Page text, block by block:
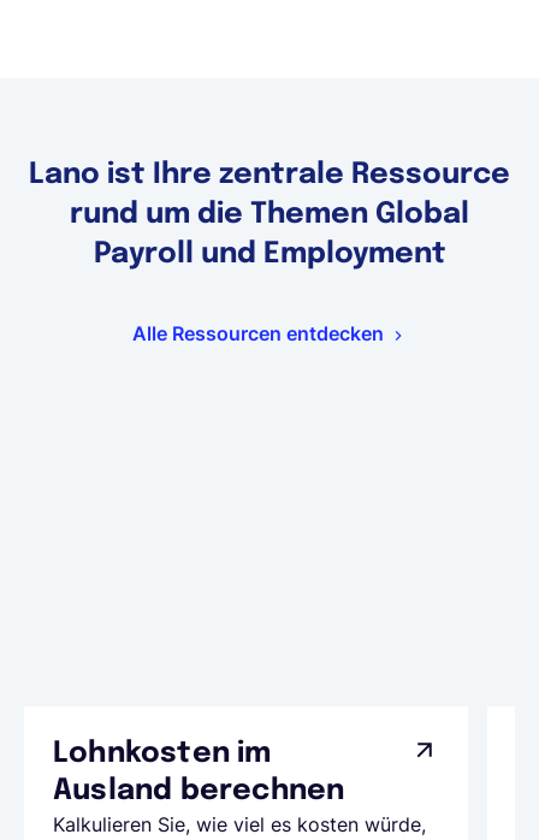
Lano ist Ihre zentrale Ressource
rund um die Themen Global
Payroll und Employment
Alle Ressourcen entdecken
Lohnkosten im
Ausland berechnen
Kalkulieren Sie, wie viel es kosten würde,